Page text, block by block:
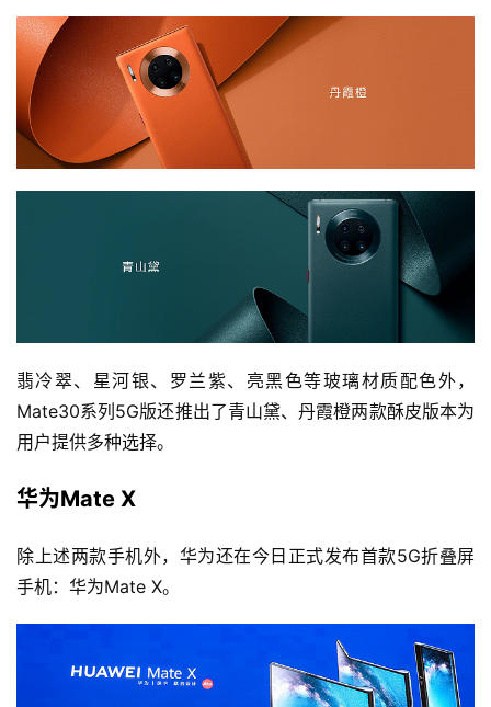
翡冷翠、星河银、罗兰紫、亮黑色等玻璃材质配色外，
Mate30系列5G版还推出了青山黛、丹霞橙两款酥皮版本为
用户提供多种选择。
华为Mate X
除上述两款手机外，华为还在今日正式发布首款5G折叠屏
手机：华为Mate X。